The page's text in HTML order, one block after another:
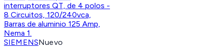
SIEMENSNuevo